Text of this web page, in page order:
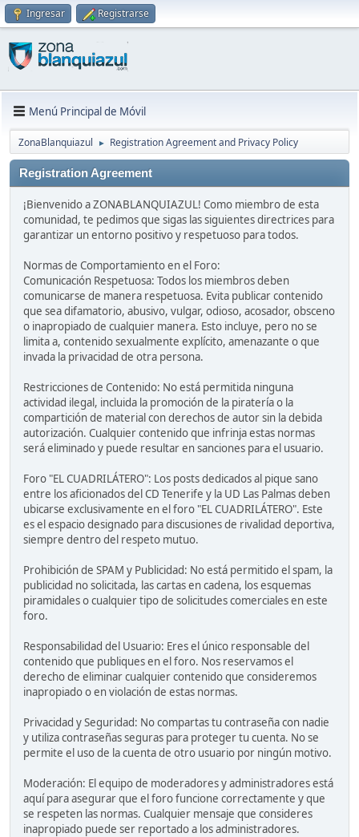
Ingresar Registrarse
Menú Principal de Móvil
ZonaBlanquiazul ► Registration Agreement and Privacy Policy
Registration Agreement
¡Bienvenido a ZONABLANQUIAZUL! Como miembro de esta
comunidad, te pedimos que sigas las siguientes directrices para
garantizar un entorno positivo y respetuoso para todos.
Normas de Comportamiento en el Foro:
Comunicación Respetuosa: Todos los miembros deben
comunicarse de manera respetuosa. Evita publicar contenido
que sea difamatorio, abusivo, vulgar, odioso, acosador, obsceno
o inapropiado de cualquier manera. Esto incluye, pero no se
limita a, contenido sexualmente explícito, amenazante o que
invada la privacidad de otra persona.
Restricciones de Contenido: No está permitida ninguna
actividad ilegal, incluida la promoción de la piratería o la
compartición de material con derechos de autor sin la debida
autorización. Cualquier contenido que infrinja estas normas
será eliminado y puede resultar en sanciones para el usuario.
Foro "EL CUADRILÁTERO": Los posts dedicados al pique sano
entre los aficionados del CD Tenerife y la UD Las Palmas deben
ubicarse exclusivamente en el foro "EL CUADRILÁTERO". Este
es el espacio designado para discusiones de rivalidad deportiva,
siempre dentro del respeto mutuo.
Prohibición de SPAM y Publicidad: No está permitido el spam, la
publicidad no solicitada, las cartas en cadena, los esquemas
piramidales o cualquier tipo de solicitudes comerciales en este
foro.
Responsabilidad del Usuario: Eres el único responsable del
contenido que publiques en el foro. Nos reservamos el
derecho de eliminar cualquier contenido que consideremos
inapropiado o en violación de estas normas.
Privacidad y Seguridad: No compartas tu contraseña con nadie
y utiliza contraseñas seguras para proteger tu cuenta. No se
permite el uso de la cuenta de otro usuario por ningún motivo.
Moderación: El equipo de moderadores y administradores está
aquí para asegurar que el foro funcione correctamente y que
se respeten las normas. Cualquier mensaje que consideres
inapropiado puede ser reportado a los administradores.